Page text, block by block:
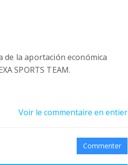
de la aportación económica
SPORTS TEAM.
SPORTS TEAM hizo
año 2017 a ASPANION
Voir le commentaire en entier
Commenter